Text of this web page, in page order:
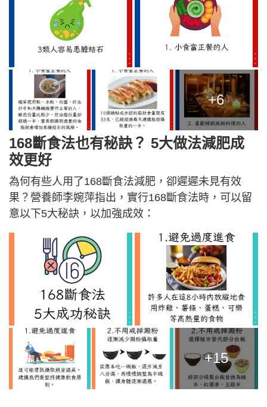
+6
168斷食法也有秘訣？ 5大做法減肥成
效更好
為何有些人用了168斷食法減肥，卻遲遲未見有效
果？營養師李婉萍指出，實行168斷食法時，可以留
意以下5大秘訣，以加強成效：
+15